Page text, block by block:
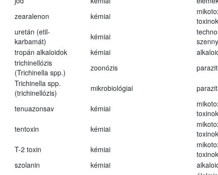
zearalenon
kémiai
toxinok
uretán (etil-
karbamát)
kémiai
tropán alkaloidok
kémiai
trichinellózis
(Trichinella spp.)
zoonózis
Trichinella spp.
(trichinellózis)
mikrobiológiai
tenuazonsav kémiai
toxinok
tentoxin
kémiai
toxinok
T-2 toxin
kémiai
toxinok
szolanin
kémiai